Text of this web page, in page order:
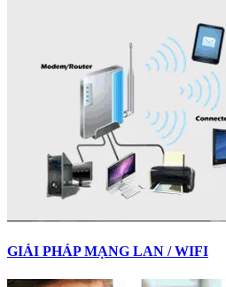
GIẢI PHÁP MẠNG LAN / WIFI